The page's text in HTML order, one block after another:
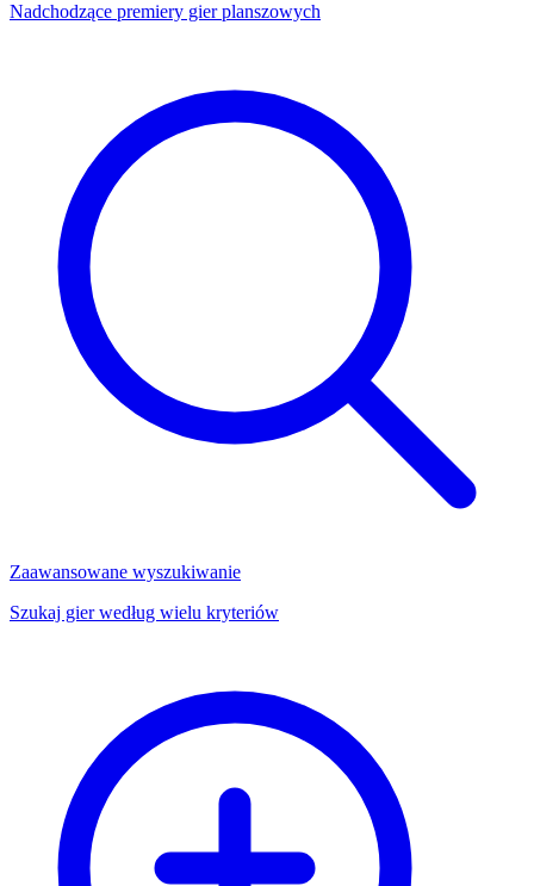
Nadchodzące premiery gier planszowych
Zaawansowane wyszukiwanie
Szukaj gier według wielu kryteriów